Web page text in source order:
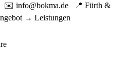
✉️ info@bokma.de 📍 Fürth &
→ Leistungen